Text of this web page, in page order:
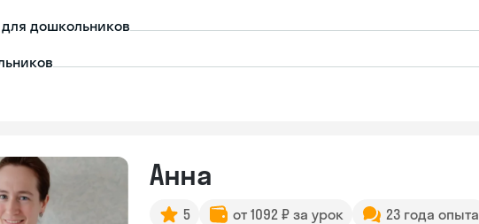
дошкольников
Анна
5 от 1092 ₽ за урок 23 года опыта